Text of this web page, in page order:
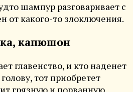
шампур разговаривает с
от какого-то злоключения.
капюшон
главенство, и кто наденет
тот приобретет
грязную и порванную